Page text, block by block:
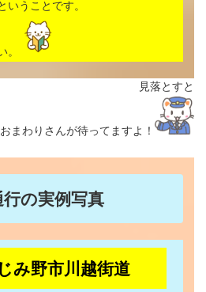
いうことです。
。
見落とすと
おまわりさんが待ってますよ！
行の実例写真
み野市川越街道